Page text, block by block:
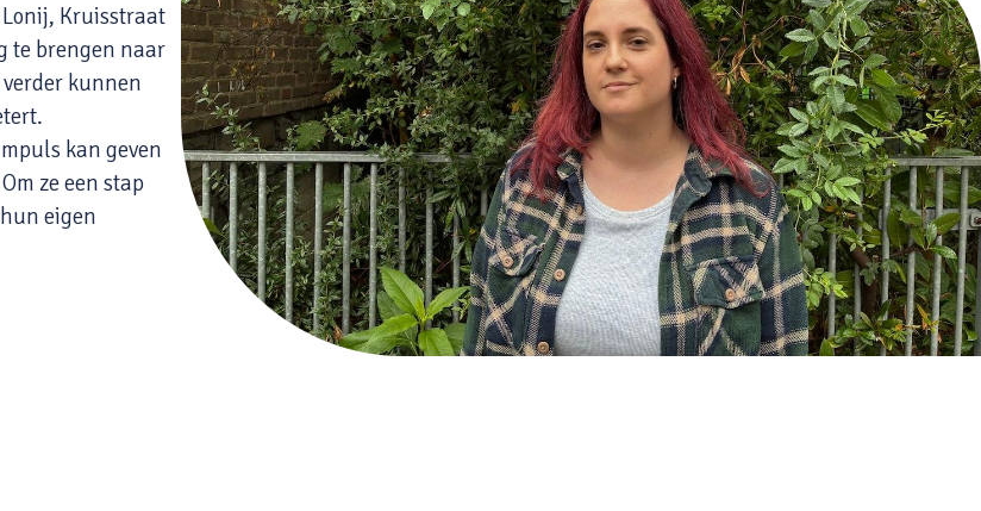
Kruisstraat
te brengen naar
kunnen
kan geven
ze een stap
eigen